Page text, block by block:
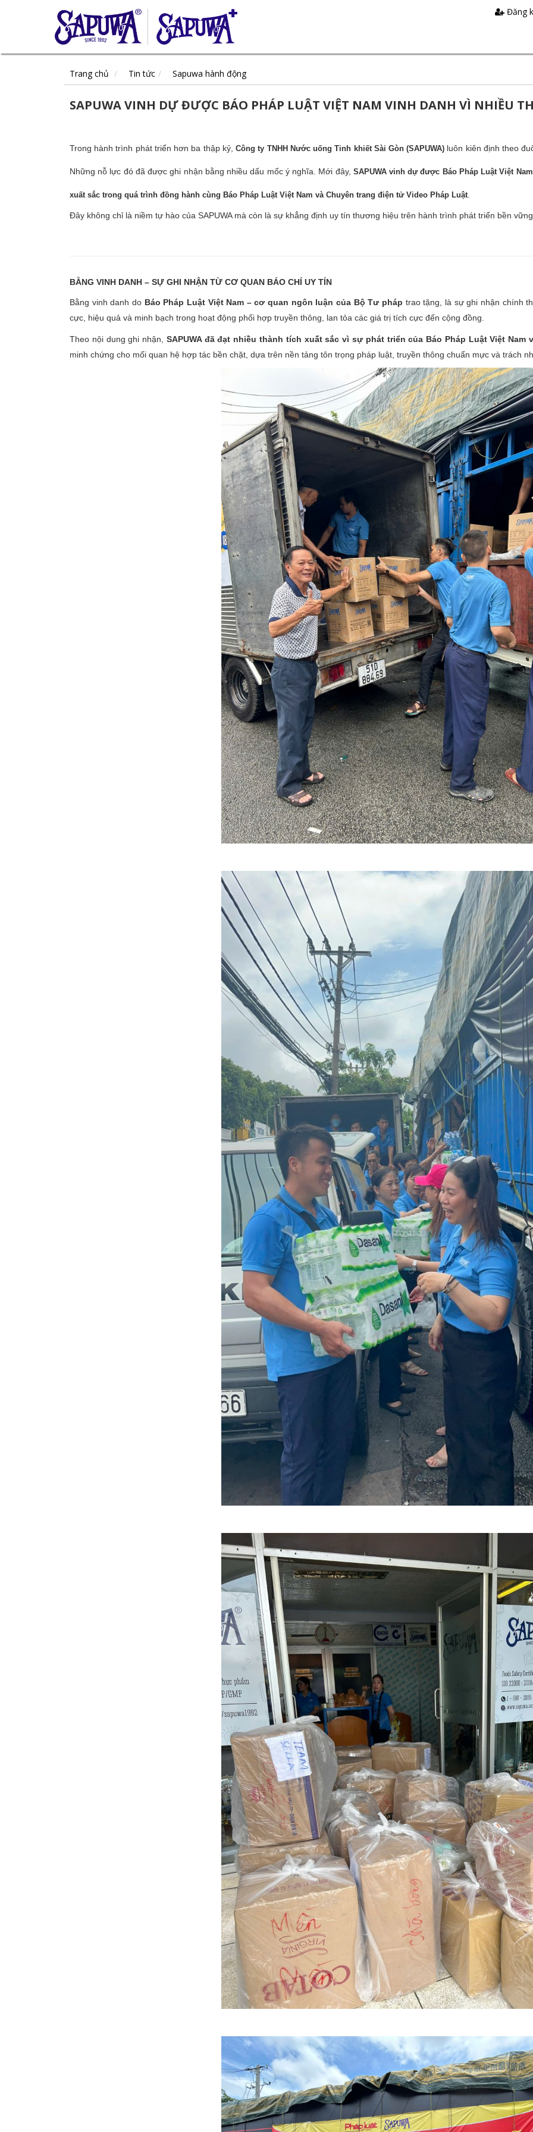
Đăng
Trang chủ Tin tức Sapuwa hành động
SAPUWA VINH DỰ ĐƯỢC BÁO PHÁP LUẬT VIỆT NAM VINH DANH VÌ NHIỀU
Trong hành trình phát triển hơn ba thập kỷ,Công ty TNHH Nước uống Tinh khiết Sài Gòn (SAPUWA) luôn kiên định theo
Những nỗ lực đó đã được ghi nhận bằng nhiều dấu mốc ý nghĩa. Mới đây, SAPUWA vinh dự được Báo Pháp Luật Việt
xuất sắc trong quá trình đồng hành cùng Báo Pháp Luật Việt Nam và Chuyên trang điện tử Video Pháp Luật
Đây không chỉ là niềm tự hào của SAPUWA mà còn là sự khẳng định uy tín thương hiệu trên hành trình phát triển bền
BẰNG VINH DANH – SỰ GHI NHẬN TỪ CƠ QUAN BÁO CHÍ UY TÍN
Bằng vinh danh do Báo Pháp Luật Việt Nam – cơ quan ngôn luận của Bộ Tư pháp trao tặng, là sự ghi nhận chính
cực, hiệu quả và minh bạch trong hoạt động phối hợp truyền thông, lan tỏa các giá trị tích cực đến cộng đồng.
Theo nội dung ghi nhận, SAPUWA đã đạt nhiều thành tích xuất sắc vì sự phát triển của Báo Pháp Luật Việt Nam
minh chứng cho mối quan hệ hợp tác bền chặt, dựa trên nền tảng tôn trọng pháp luật, truyền thông chuẩn mực và trách